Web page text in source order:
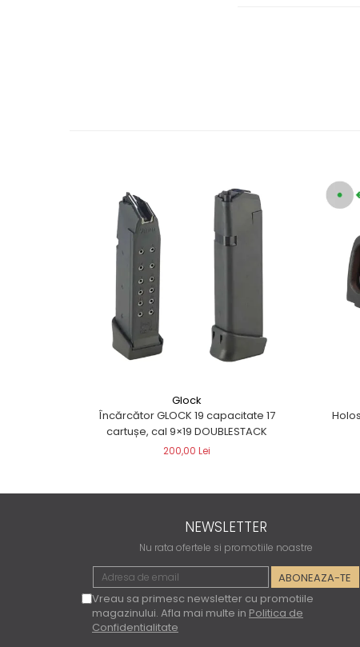
Glock
Încărcător GLOCK 19 capacitate 17
cartușe, cal 9×19 DOUBLESTACK
200,00 Lei
NEWSLETTER
Nu rata ofertele si promotiile noastre
Vreau sa primesc newsletter cu promotiile
magazinului. Afla mai multe in Politica de
Confidentialitate